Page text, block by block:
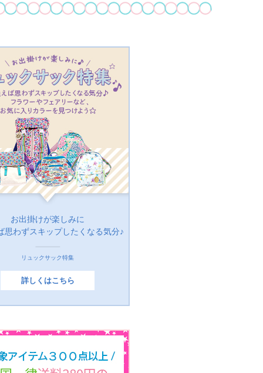
お出掛けが楽しみに
思わずスキップしたくなる気分♪
リュックサック特集
詳しくはこちら